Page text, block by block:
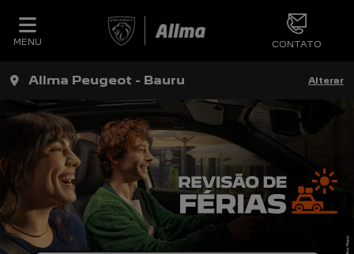
MENU CONTATO
Allma Peugeot - Bauru Alterar